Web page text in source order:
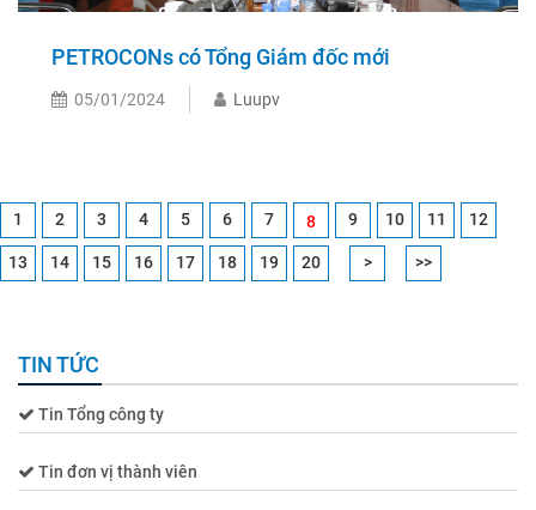
PETROCONs có Tổng Giám đốc mới
05/01/2024 Luupv
1 2 3 4 5 6 7 8 9 10 11 12
13 14 15 16 17 18 19 20 > >>
TIN TỨC
Tin Tổng công ty
Tin đơn vị thành viên